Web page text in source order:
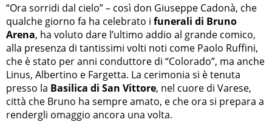
“Ora sorridi dal cielo” – così don Giuseppe Cadonà, che
qualche giorno fa ha celebrato i funerali di Bruno
Arena, ha voluto dare l’ultimo addio al grande comico,
alla presenza di tantissimi volti noti come Paolo Ruffini,
che è stato per anni conduttore di “Colorado”, ma anche
Linus, Albertino e Fargetta. La cerimonia si è tenuta
presso la Basilica di San Vittore, nel cuore di Varese,
città che Bruno ha sempre amato, e che ora si prepara a
rendergli omaggio ancora una volta.